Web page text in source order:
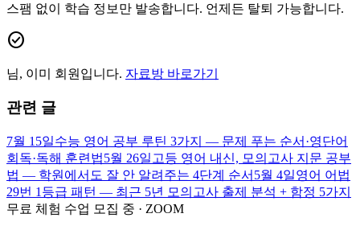
스팸 없이 학습 정보만 발송합니다. 언제든 탈퇴 가능합니다.
check_circle
님, 이미 회원입니다. 자료방 바로가기
관련 글
7월 15일수능 영어 공부 루틴 3가지 — 문제 푸는 순서·영단어
회독·독해 훈련법5월 26일 고등 영어 내신, 모의고사 지문 공부
법 — 학원에서도 잘 안 알려주는 4단계 순서 5월 4일영어 어법
29번 1등급 패턴 — 최근 5년 모의고사 출제 분석 + 함정 5가지
무료 체험 수업 모집 중 · ZOOM